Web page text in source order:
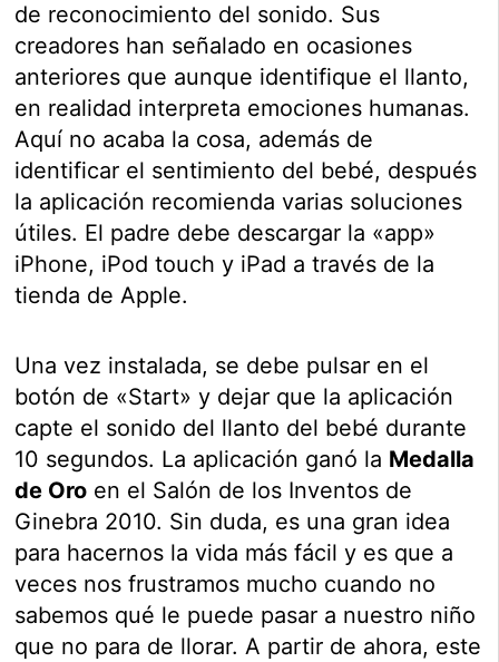
de reconocimiento del sonido. Sus
creadores han señalado en ocasiones
anteriores que aunque identifique el llanto,
en realidad interpreta emociones humanas.
Aquí no acaba la cosa, además de
identificar el sentimiento del bebé, después
la aplicación recomienda varias soluciones
útiles. El padre debe descargar la «app»
iPhone, iPod touch y iPad a través de la
tienda de Apple.
Una vez instalada, se debe pulsar en el
botón de «Start» y dejar que la aplicación
capte el sonido del llanto del bebé durante
10 segundos. La aplicación ganó la Medalla
de Oro en el Salón de los Inventos de
Ginebra 2010. Sin duda, es una gran idea
para hacernos la vida más fácil y es que a
veces nos frustramos mucho cuando no
sabemos qué le puede pasar a nuestro niño
que no para de llorar. A partir de ahora, este